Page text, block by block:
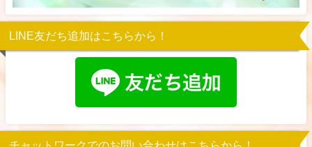
LINE友だち追加はこちらから！